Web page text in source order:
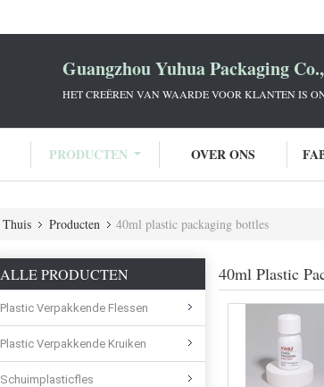
Guangzhou Yuhua Packaging
HET CREËREN VAN WAARDE VOOR KLANTEN IS
PRODUCTEN OVER ONS
Thuis Producten 40ml plastic packaging bottles
ALLE PRODUCTEN
Plastic Verpakkende Flessen
Plastic Verpakkende Kruiken
Schuimplasticfles
40ml Plastic